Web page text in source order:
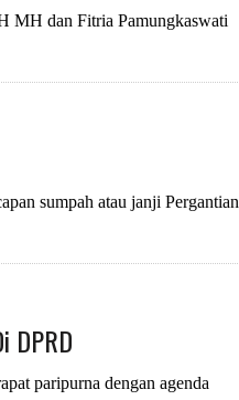
MH dan Fitria Pamungkaswati
sumpah atau janji Pergantian
DPRD
paripurna dengan agenda